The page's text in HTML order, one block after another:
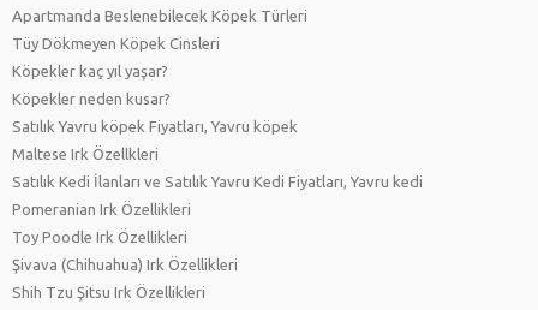
Apartmanda Beslenebilecek Köpek Türleri
Tüy Dökmeyen Köpek Cinsleri
Köpekler kaç yıl yaşar?
Köpekler neden kusar?
Satılık Yavru köpek Fiyatları, Yavru köpek
Maltese Irk Özellkleri
Satılık Kedi İlanları ve Satılık Yavru Kedi Fiyatları, Yavru kedi
Pomeranian Irk Özellikleri
Toy Poodle Irk Özellikleri
Şivava (Chihuahua) Irk Özellikleri
Shih Tzu Şitsu Irk Özellikleri